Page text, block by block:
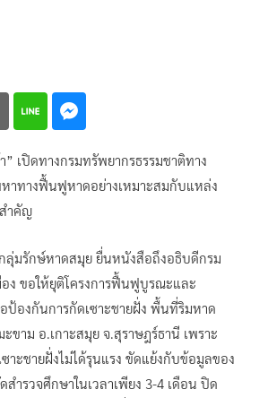
เปิดทางกรมทรัพยากรธรรมชาติทาง
หาทางฟื้นฟูหาดอย่างเหมาะสมกับแหล่ง
ำคัญ
ลุ่มรักษ์หาดสมุย ยื่นหนังสือถึงอธิบดีกรม
อง ขอให้ยุติโครงการฟื้นฟูบูรณะและ
องกันการกัดเซาะชายฝั่ง พื้นที่ริมหาด
ขาม อ.เกาะสมุย จ.สุราษฎร์ธานี เพราะ
าะชายฝั่งไม่ได้รุนแรง ขัดแย้งกับข้อมูลของ
ดสำรวจศึกษาในเวลาเพียง 3-4 เดือน ปิด